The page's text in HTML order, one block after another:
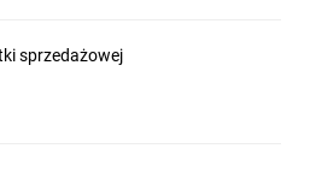
sprzedażowej